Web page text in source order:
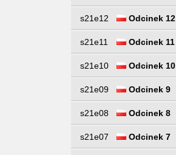
s21e12 Odcinek 12
s21e11 Odcinek 11
s21e10 Odcinek 10
s21e09 Odcinek 9
s21e08 Odcinek 8
s21e07 Odcinek 7